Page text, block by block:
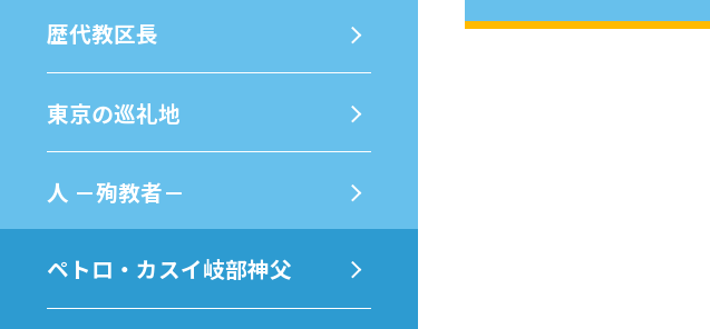
歴代教区⻑
東京の巡礼地
⼈ －殉教者－
ペトロ・カスイ岐部神父